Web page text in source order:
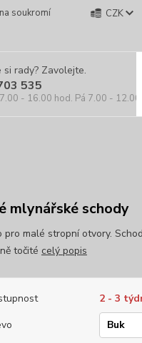
soukromí
CZK
si rady? Zavolejte.
535
- 16.00 hod. Pá 7.00 - 12.00
mlynářské schody
pro malé stropní otvory.
točité celý popis
2 - 3